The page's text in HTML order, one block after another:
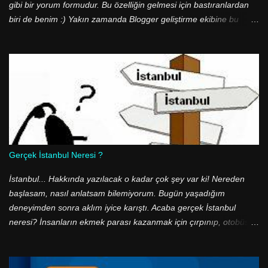
gibi bir yorum formudur. Bu özelliğin gelmesi için bastıranlardan
biri de benim :) Yakın zamanda Blogger geliştirme ekibine bu
gerektirecek bir yanlış bulunmasa da bazı arkadaşların hataya
düştüklerini farkettim. Şablon kodları arasında p class='comment-
footer' satırını arayan arkadaşlar buldukları ilk satırı benim
yazımda verdiğim kodlara uyup uymadığını denetlemeden yeni
kodlar ile değiştiriyorlar. Şablonunuzda iki adet p class='comment-
footer' sınıfı var. Lütfen bulduğunuz kodların yazıdaki ile aynı
olduğuna dikkat edin.
Gerçek İstanbul Neresi ?
İstanbul... Hakkında yazılacak o kadar çok şey var ki! Nereden
başlasam, nasıl anlatsam bilemiyorum. Bugün yaşadığım
deneyimden sonra aklım iyice karıştı. Acaba gerçek İstanbul
neresi? İnsanların ekmek parası kazanmak için çırpınıp, otobüs
gri renkli şehir mi? Yoksa yeşil ile mavinin buluştuğu, tarihi eserleri